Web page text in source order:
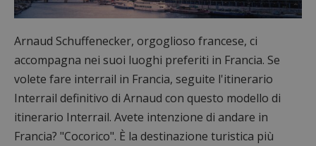
Arnaud Schuffenecker, orgoglioso francese, ci
accompagna nei suoi luoghi preferiti in Francia. Se
volete fare interrail in Francia, seguite l'itinerario
Interrail definitivo di Arnaud con questo modello di
itinerario Interrail. Avete intenzione di andare in
Francia? "Cocorico". È la destinazione turistica più